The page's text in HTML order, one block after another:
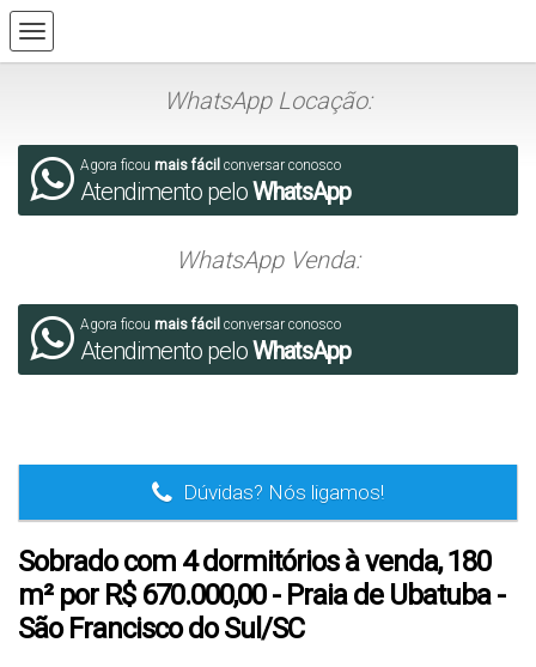
WhatsApp Locação:
Agora ficou mais fácil conversar conosco
Atendimento peloWhatsApp
WhatsApp Venda:
Agora ficou mais fácil conversar conosco
Atendimento peloWhatsApp
Dúvidas? Nós ligamos!
Sobrado com 4 dormitórios à venda, 180
m² por R$ 670.000,00 - Praia de Ubatuba -
São Francisco do Sul/SC